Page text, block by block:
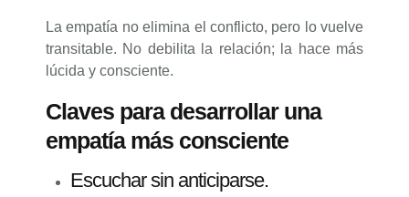
La empatía no elimina el conflicto, pero lo vuelve
transitable. No debilita la relación; la hace más
lúcida y consciente.
Claves para desarrollar una
empatía más consciente
Escuchar sin anticiparse.